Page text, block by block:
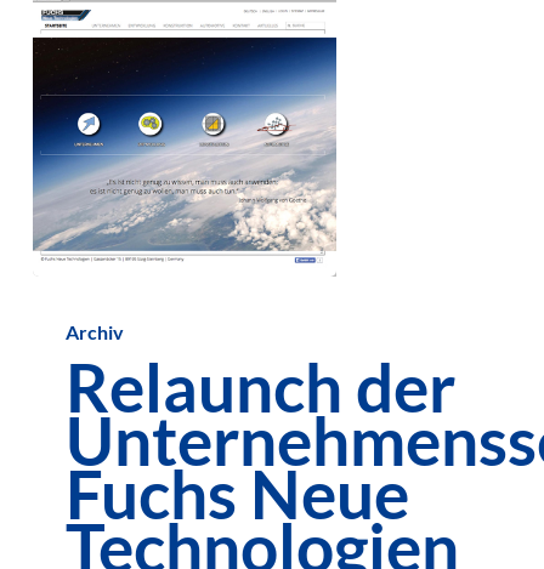
der
Unternehmensseite
Fuchs
Neue
Technologien
Archiv
Relaunch der
Fuchs Neue
Technologien